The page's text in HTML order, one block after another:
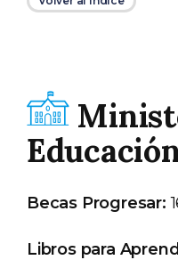
Becas Progresar:
Libros para